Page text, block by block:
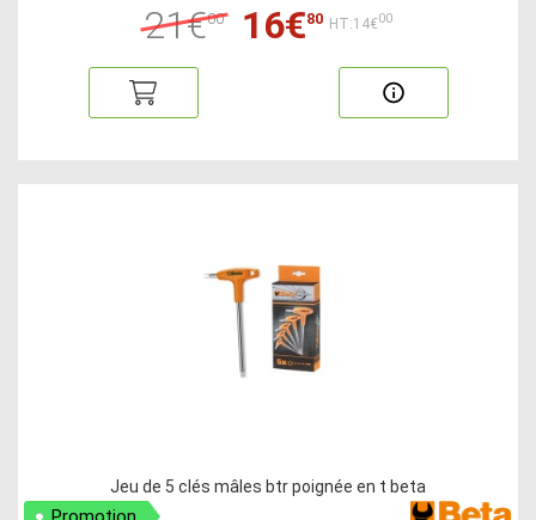
21€00 16€80 HT:14€00
Jeu de 5 clés mâles btr poignée en t beta